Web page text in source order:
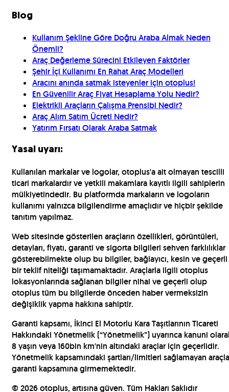
Blog
Kullanım Şekline Göre Doğru Araba Almak Neden
Önemli?
Araç Değerleme Sürecini Etkileyen Faktörler
Şehir İçi Kullanımı En Rahat Araç Modelleri
Aracını anında satmak isteyenler için otoplus!
En Güvenilir Araç Fiyat Hesaplama Yolu Nedir?
Elektrikli Araçların Çalışma Prensibi Nedir?
Araç Alım Satım Ücreti Nedir?
Yatırım Fırsatı Olarak Araba Satmak
Yasal uyarı:
Kullanılan markalar ve logolar, otoplus'a ait olmayan tescilli
ticari markalardır ve yetkili makamlara kayıtlı ilgili sahiplerin
mülkiyetindedir. Bu platformda markaların ve logoların
kullanımı yalnızca bilgilendirme amaçlıdır ve hiçbir şekilde
tanıtım yapılmaz.
Web sitesinde gösterilen araçların özellikleri, görüntüleri,
detayları, fiyatı, garanti ve sigorta bilgileri sehven farklılıklar
gösterebilmekte olup bu bilgiler, bağlayıcı, kesin ve geçerli
bir teklif niteliği taşımamaktadır. Araçlarla ilgili otoplus
lokasyonlarında sağlanan bilgiler nihai ve geçerli olup
otoplus tüm bu bilgilerde önceden haber vermeksizin
değişiklik yapma hakkına sahiptir.
Garanti kapsamı, İkinci El Motorlu Kara Taşıtlarının Ticareti
Hakkındaki Yönetmelik (“Yönetmelik”) uyarınca kanuni
8 yaşın veya 160bin km'nin altındaki araçlar için geçerlidir.
Yönetmelik kapsamındaki şartları/limitleri sağlamayan
garanti kapsamına girmemektedir.
© 2026 otoplus, artısına güven. Tüm Hakları Saklıdır